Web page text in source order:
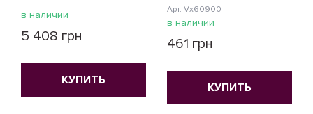
в наличии
5 408 грн
КУПИТЬ
Арт. Vx60900
в наличии
461 грн
КУПИТЬ